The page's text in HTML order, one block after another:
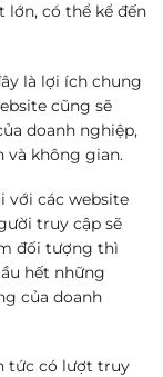
lớn, có thể kể đến
là lợi ích chung
cũng sẽ
doanh nghiệp,
và không gian.
với các website
truy cập sẽ
đối tượng thì
hết những
của doanh
tức có lượt truy